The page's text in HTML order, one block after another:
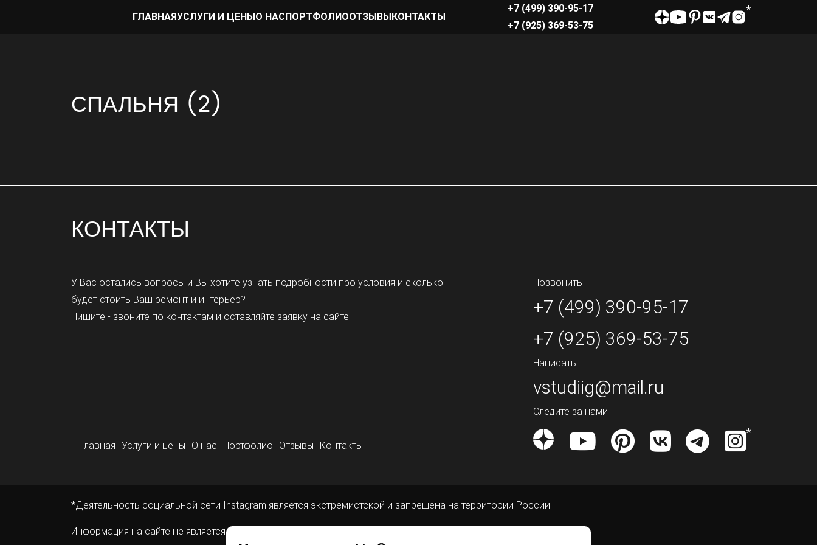
ГЛАВНАЯУСЛУГИ И ЦЕНЫО НАСПОРТФОЛИООТЗЫВЫКОНТАКТЫ
+7 (499) 390-95-17
+7 (925) 369-53-75
СПАЛЬНЯ (2)
КОНТАКТЫ
У Вас остались вопросы и Вы хотите узнать подробности про условия и сколько
будет стоить Ваш ремонт и интерьер?
Пишите - звоните по контактам и оставляйте заявку на сайте:
Главная Услуги и цены О нас Портфолио Отзывы Контакты
Позвонить
+7 (499) 390-95-17
+7 (925) 369-53-75
Написать
vstudiig@mail.ru
Следите за нами
*Деятельность социальной сети Instagram является экстремистской и запрещена на территории России.
Информация на сайте не является публичной офертой